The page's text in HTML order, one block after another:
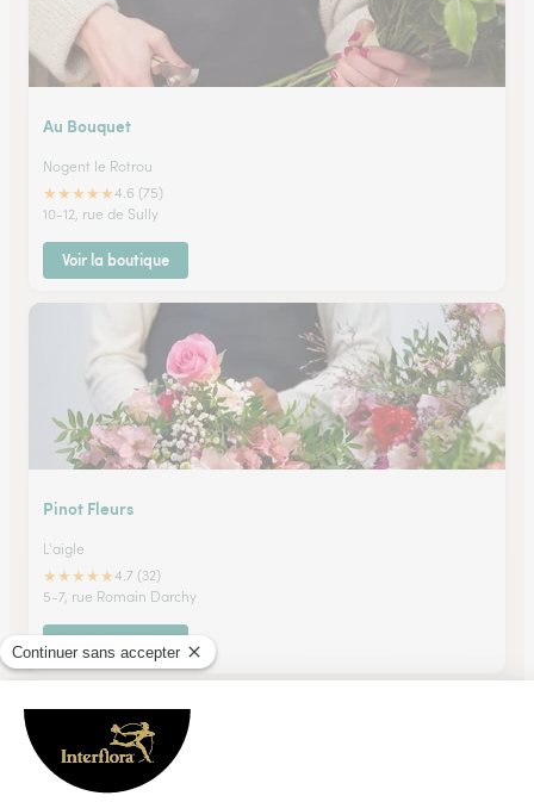
Au Bouquet
Nogent le Rotrou
★★★★★4.6 (75)
10-12, rue de Sully
Voir la boutique
Pinot Fleurs
L'aigle
★★★★★4.7 (32)
5-7, rue Romain Darchy
Voir la boutique
Ils ont fait livrer des fleurs ou une plante à